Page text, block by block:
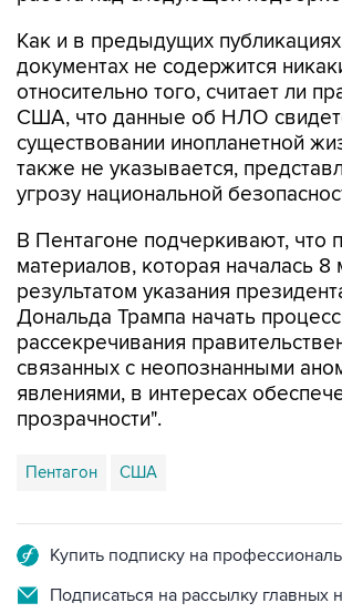
Как и в предыдущих
документах не содержится
относительно того, считает ли
США, что данные об НЛО
существовании инопланетной
также не указывается,
угрозу национальной
В Пентагоне подчеркивают, что
материалов, которая началась 8
результатом указания
Дональда Трампа начать
рассекречивания
связанных с неопознанными
явлениями, в интересах
прозрачности".
Пентагон США
Купить подписку на
Подписаться на рассылку главных